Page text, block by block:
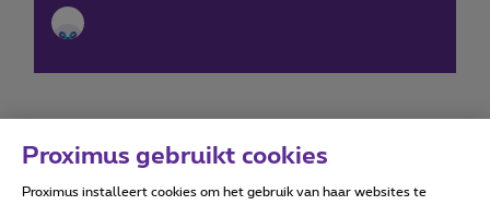
Proximus gebruikt cookies
Proximus installeert cookies om het gebruik van haar websites te